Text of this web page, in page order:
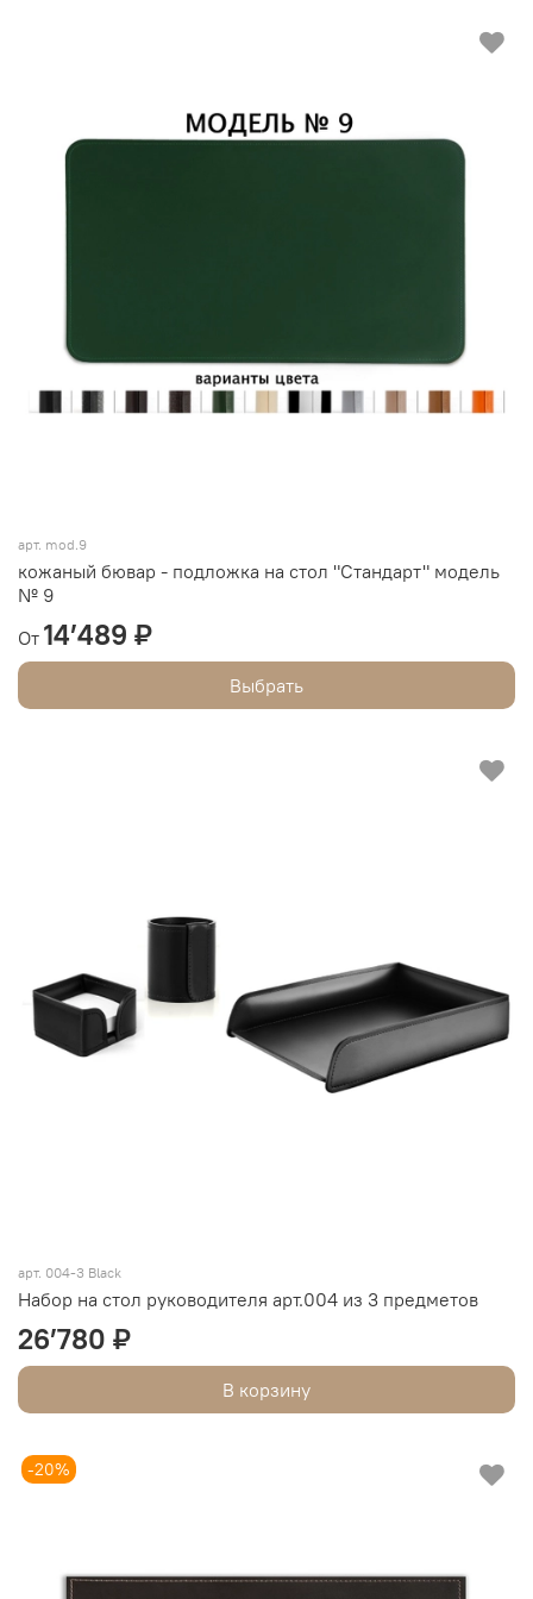
арт. mod.9
кожаный бювар - подложка на стол "Стандарт" модель
№ 9
От 14’489 ₽
Выбрать
арт. 004-3 Black
Набор на стол руководителя арт.004 из 3 предметов
26’780 ₽
В корзину
-20%